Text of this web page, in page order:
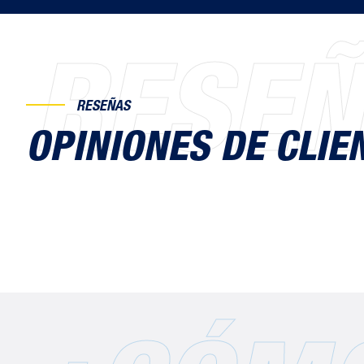
RESEÑAS
OPINIONES DE